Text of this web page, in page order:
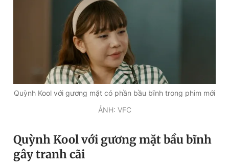
Đọc Thanh Niên trên điện thoại
Theo dõi báo trên
Hotline
Quỳnh Kool với gương mặt có phần bầu bĩnh trong phim mới
ẢNH: VFC
Quỳnh Kool với gương mặt bầu bĩnh
gây tranh cãi